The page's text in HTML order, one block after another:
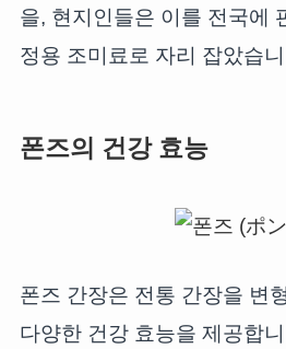
을, 현지인들은 이를 전국에
정용 조미료로 자리 잡았습
폰즈의 건강 효능
폰즈 간장은 전통 간장을 변
다양한 건강 효능을 제공합